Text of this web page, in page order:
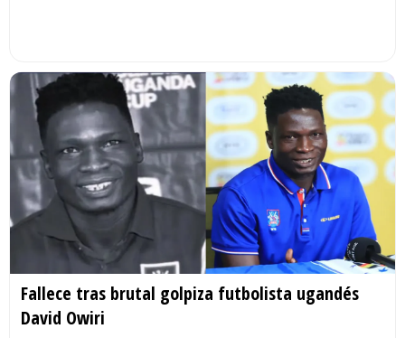
Fallece tras brutal golpiza futbolista ugandés
David Owiri